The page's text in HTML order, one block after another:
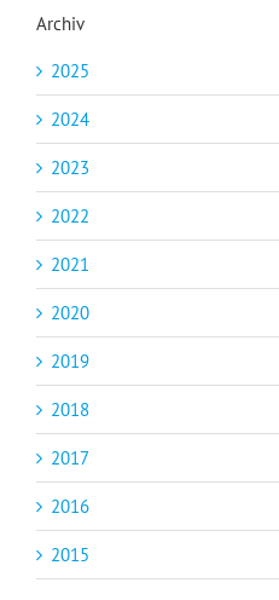
Archiv
2025
2024
2023
2022
2021
2020
2019
2018
2017
2016
2015